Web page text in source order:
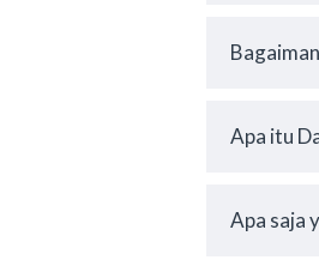
Apa itu
Apa saja